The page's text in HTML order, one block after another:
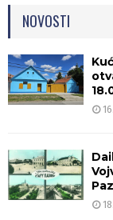
NOVOSTI